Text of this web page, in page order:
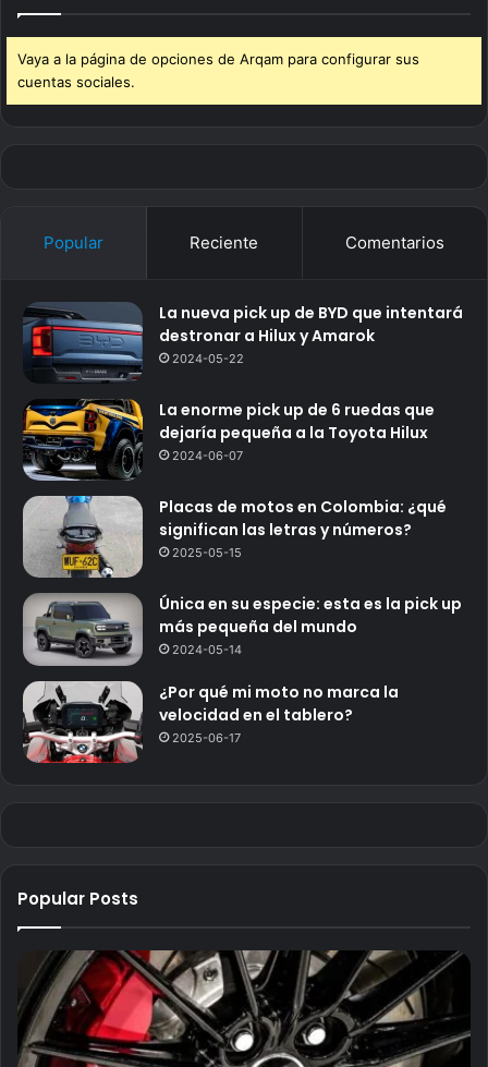
Vaya a la página de opciones de Arqam para configurar sus
cuentas sociales.
Popular Reciente Comentarios
La nueva pick up de BYD que intentará
destronar a Hilux y Amarok
2024-05-22
La enorme pick up de 6 ruedas que
dejaría pequeña a la Toyota Hilux
2024-06-07
Placas de motos en Colombia: ¿qué
significan las letras y números?
2025-05-15
Única en su especie: esta es la pick up
más pequeña del mundo
2024-05-14
¿Por qué mi moto no marca la
velocidad en el tablero?
2025-06-17
Popular Posts